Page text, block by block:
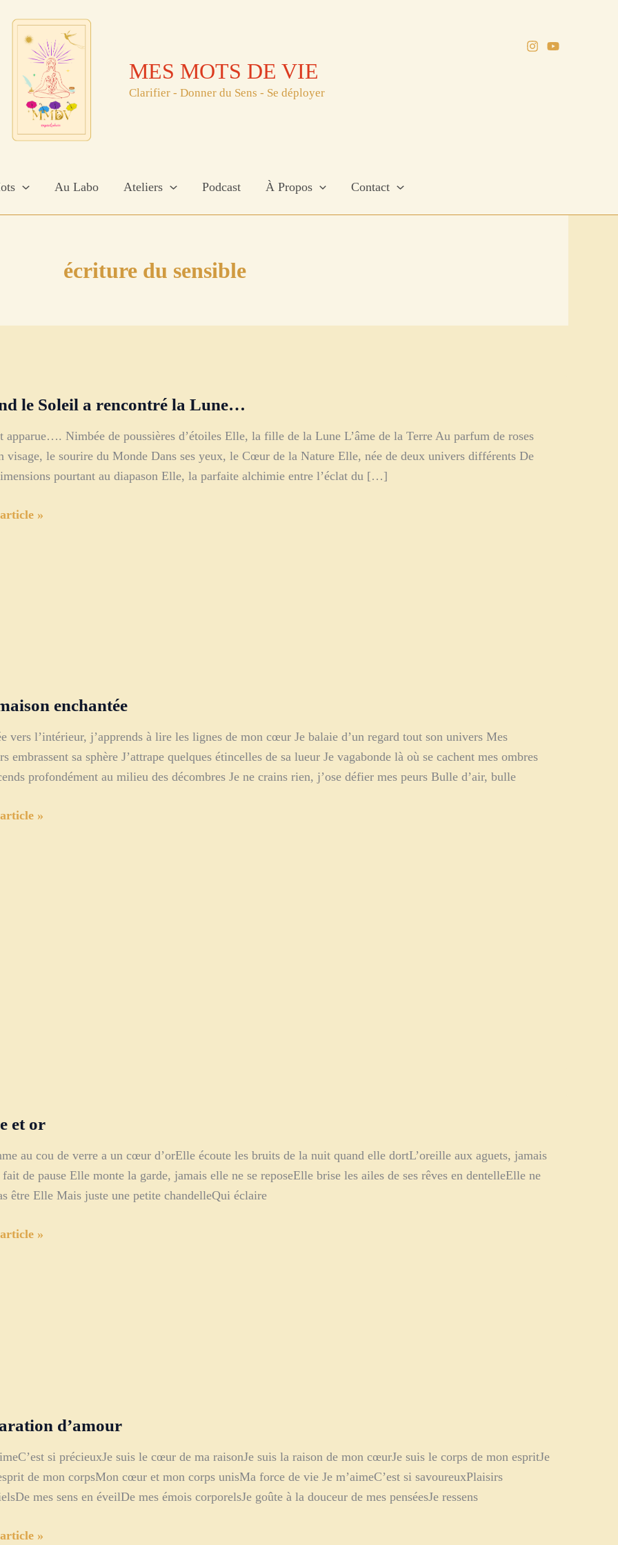
MES MOTS DE VIE
Clarifier - Donner du Sens - Se déployer
Au Labo Ateliers Podcast À Propos Contact
écriture du sensible
le Soleil a rencontré la Lune…
apparue…. Nimbée de poussières d’étoiles Elle, la fille de la Lune L’âme de la Terre Au parfum de roses
visage, le sourire du Monde Dans ses yeux, le Cœur de la Nature Elle, née de deux univers différents De
pourtant au diapason Elle, la parfaite alchimie entre l’éclat du […]
»
enchantée
vers l’intérieur, j’apprends à lire les lignes de mon cœur Je balaie d’un regard tout son univers Mes
embrassent sa sphère J’attrape quelques étincelles de sa lueur Je vagabonde là où se cachent mes ombres
profondément au milieu des décombres Je ne crains rien, j’ose défier mes peurs Bulle d’air, bulle
»
et or
au cou de verre a un cœur d’orElle écoute les bruits de la nuit quand elle dortL’oreille aux aguets, jamais
de pause Elle monte la garde, jamais elle ne se reposeElle brise les ailes de ses rêves en dentelleElle ne
être Elle Mais juste une petite chandelleQui éclaire
»
d’amour
si précieuxJe suis le cœur de ma raisonJe suis la raison de mon cœurJe suis le corps de mon espritJe
de mon corpsMon cœur et mon corps unisMa force de vie Je m’aimeC’est si savoureuxPlaisirs
mes sens en éveilDe mes émois corporelsJe goûte à la douceur de mes penséesJe ressens
»